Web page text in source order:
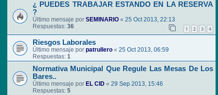
¿ PUEDES TRABAJAR ESTANDO EN LA RESERVA
?
Último mensaje por SEMINARIO « 25 Oct 2013, 22:13
Respuestas: 36 1 2 3 4
Riesgos Laborales
Último mensaje por patrullero « 25 Oct 2013, 06:59
Respuestas: 1
Normativa Municipal Que Regule Las Mesas De Los
Bares..
Último mensaje por EL CID « 29 Sep 2013, 15:46
Respuestas: 5